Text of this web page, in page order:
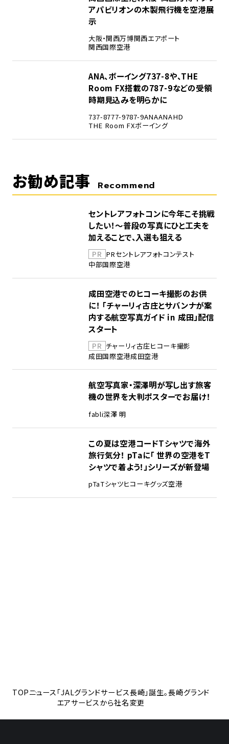
アパビリオンの木製飛行機を空港展
示
大阪・関西万博関西エアポート
関西国際空港
ANA、ボーイング737-8や、THE
Room FX搭載の787-9などの受領
時期見込みを明らかに
737-8777-9787-9ANAANAHD
THE Room FXボーイング
お勧め記事 Recommend
セントレアフォトコンに今年こそ挑戦
したい！～普段の写真にひと工夫を
加えることで、入選も狙える
PR PRセントレアフォトコンテスト
中部国際空港
成田空港でのヒコーキ撮影のお供
に！ 「チャーリィ古庄とサバンナが案
内する航空写真ガイド in 成田」配信
スタート
PR チャーリィ古庄ヒコーキ撮影
成田国際空港成田空港
航空写真家・深澤明が写し出す旅客
機の世界を大判ポスターでお届け！
fabli深澤 明
この夏は空港コードTシャツで海外
旅行気分！ pTaに「 世界の空港をT
シャツで着よう！」シリーズが新登場
pTaTシャツヒコーキグッズ空港
TOPニュース「JALグランドサービス長崎」誕生。長崎グランド
エアサービスから社名変更